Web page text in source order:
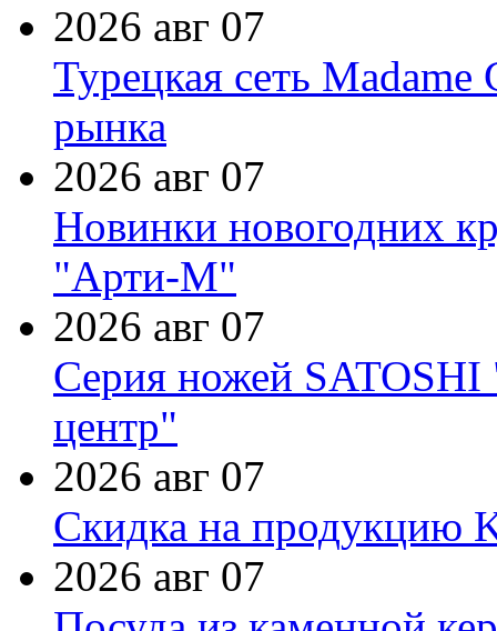
2026 авг 07
Турецкая сеть Madame
рынка
2026 авг 07
Новинки новогодних
"Арти-М"
2026 авг 07
Серия ножей
центр"
2026 авг 07
Скидка на продукцию
2026 авг 07